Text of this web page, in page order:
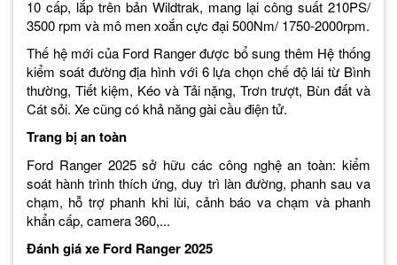
10 cấp, lắp trên bản Wildtrak, mang lại công suất 210PS/
3500 rpm và mô men xoắn cực đại 500Nm/ 1750-2000rpm.
Thế hệ mới của Ford Ranger được bổ sung thêm Hệ thống
kiểm soát đường địa hình với 6 lựa chọn chế độ lái từ Bình
thường, Tiết kiệm, Kéo và Tải nặng, Trơn trượt, Bùn đất và
Cát sỏi. Xe cũng có khả năng gài cầu điện tử.
Trang bị an toàn
Ford Ranger 2025 sở hữu các công nghệ an toàn: kiểm
soát hành trình thích ứng, duy trì làn đường, phanh sau va
chạm, hỗ trợ phanh khi lùi, cảnh báo va chạm và phanh
khẩn cấp, camera 360,...
Đánh giá xe Ford Ranger 2025